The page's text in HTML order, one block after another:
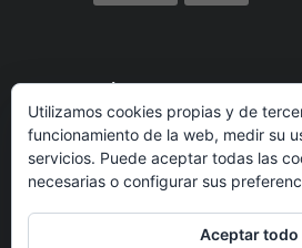
Búsqueda
Utilizamos cookies propias y de
funcionamiento de la web, medir su
servicios. Puede aceptar todas las
necesarias o configurar sus
Aceptar todo